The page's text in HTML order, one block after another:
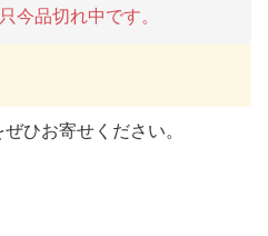
今品切れ中です。
ひお寄せください。